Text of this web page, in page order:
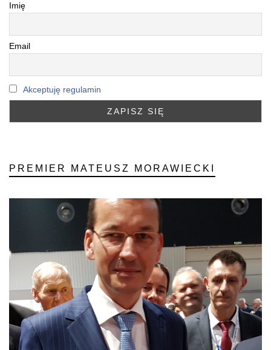
Imię
Email
Akceptuję regulamin
PREMIER MATEUSZ MORAWIECKI